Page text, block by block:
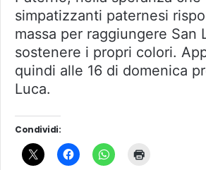
simpatizzanti paternesi
massa per raggiungere San
sostenere i propri colori.
quindi alle 16 di domenica
Luca.
Condividi: